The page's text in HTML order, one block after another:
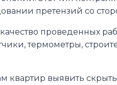
претензий со
проведенных
термометры,
квартир выявить